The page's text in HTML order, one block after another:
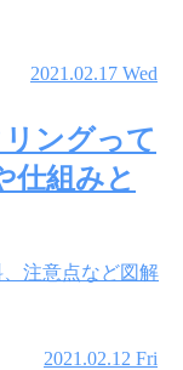
2021.02.17 Wed
リングって
仕組みと
2021.02.12 Fri